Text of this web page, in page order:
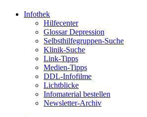
Infothek
Hilfecenter
Glossar Depression
Selbsthilfegruppen-Suche
Klinik-Suche
Link-Tipps
Medien-Tipps
DDL-Infofilme
Lichtblicke
Infomaterial bestellen
Newsletter-Archiv